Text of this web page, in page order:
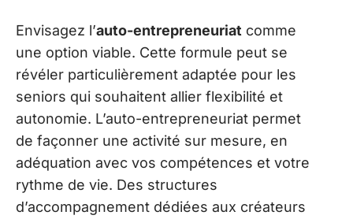
Envisagez l’auto-entrepreneuriat comme
une option viable. Cette formule peut se
révéler particulièrement adaptée pour les
seniors qui souhaitent allier flexibilité et
autonomie. L’auto-entrepreneuriat permet
de façonner une activité sur mesure, en
adéquation avec vos compétences et votre
rythme de vie. Des structures
d’accompagnement dédiées aux créateurs